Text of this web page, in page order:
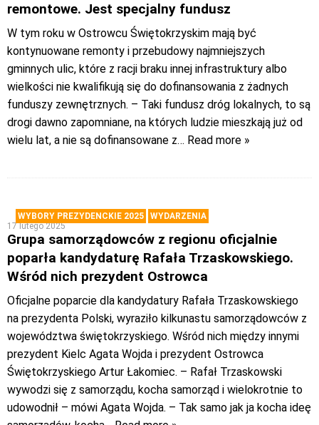
remontowe. Jest specjalny fundusz
W tym roku w Ostrowcu Świętokrzyskim mają być
kontynuowane remonty i przebudowy najmniejszych
gminnych ulic, które z racji braku innej infrastruktury albo
wielkości nie kwalifikują się do dofinansowania z żadnych
funduszy zewnętrznych. – Taki fundusz dróg lokalnych, to są
drogi dawno zapomniane, na których ludzie mieszkają już od
wielu lat, a nie są dofinansowane z… Read more »
WYBORY PREZYDENCKIE 2025
WYDARZENIA
17 lutego 2025
Grupa samorządowców z regionu oficjalnie
poparła kandydaturę Rafała Trzaskowskiego.
Wśród nich prezydent Ostrowca
Oficjalne poparcie dla kandydatury Rafała Trzaskowskiego
na prezydenta Polski, wyraziło kilkunastu samorządowców z
województwa świętokrzyskiego. Wśród nich między innymi
prezydent Kielc Agata Wojda i prezydent Ostrowca
Świętokrzyskiego Artur Łakomiec. – Rafał Trzaskowski
wywodzi się z samorządu, kocha samorząd i wielokrotnie to
udowodnił – mówi Agata Wojda. – Tak samo jak ja kocha ideę